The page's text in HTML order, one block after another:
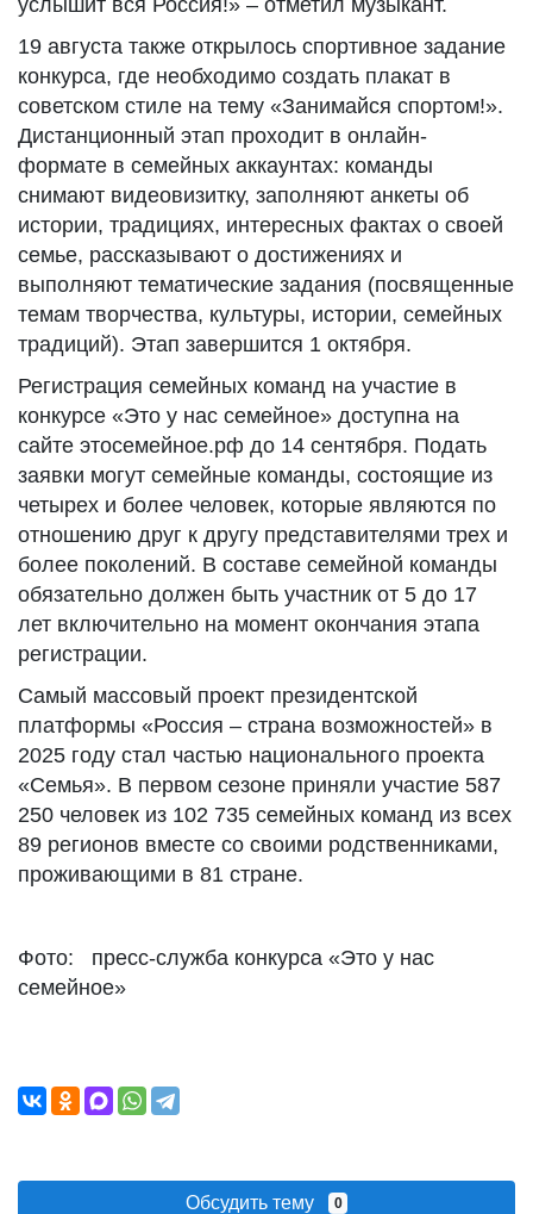
услышит вся Россия!» – отметил музыкант.
19 августа также открылось спортивное задание
конкурса, где необходимо создать плакат в
советском стиле на тему «Занимайся спортом!».
Дистанционный этап проходит в онлайн-
формате в семейных аккаунтах: команды
снимают видеовизитку, заполняют анкеты об
истории, традициях, интересных фактах о своей
семье, рассказывают о достижениях и
выполняют тематические задания (посвященные
темам творчества, культуры, истории, семейных
традиций). Этап завершится 1 октября.
Регистрация семейных команд на участие в
конкурсе «Это у нас семейное» доступна на
сайте этосемейное.рф до 14 сентября. Подать
заявки могут семейные команды, состоящие из
четырех и более человек, которые являются по
отношению друг к другу представителями трех и
более поколений. В составе семейной команды
обязательно должен быть участник от 5 до 17
лет включительно на момент окончания этапа
регистрации.
Самый массовый проект президентской
платформы «Россия – страна возможностей» в
2025 году стал частью национального проекта
«Семья». В первом сезоне приняли участие 587
250 человек из 102 735 семейных команд из всех
89 регионов вместе со своими родственниками,
проживающими в 81 стране.
Фото: пресс-служба конкурса «Это у нас
семейное»
Обсудить тему 0